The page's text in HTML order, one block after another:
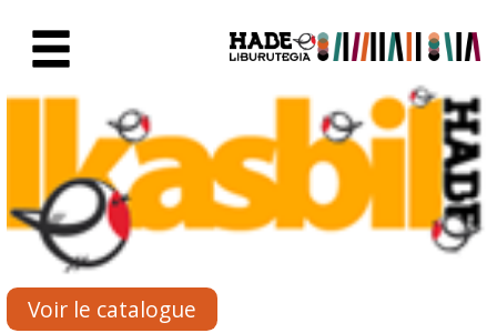
Fiche de Nouveaux Livres -
Voir le catalogue